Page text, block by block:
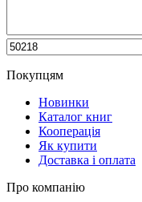
Покупцям
Новинки
Каталог книг
Кооперація
Як купити
Доставка і оплата
Про компанію